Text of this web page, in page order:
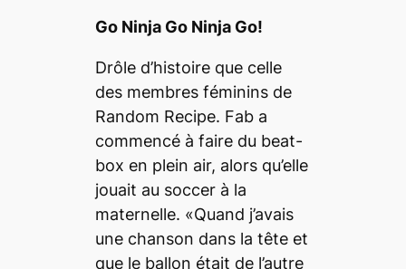
Go Ninja Go Ninja Go!
Drôle d’histoire que celle
des membres féminins de
Random Recipe. Fab a
commencé à faire du beat-
box en plein air, alors qu’elle
jouait au soccer à la
maternelle. «Quand j’avais
une chanson dans la tête et
que le ballon était de l’autre